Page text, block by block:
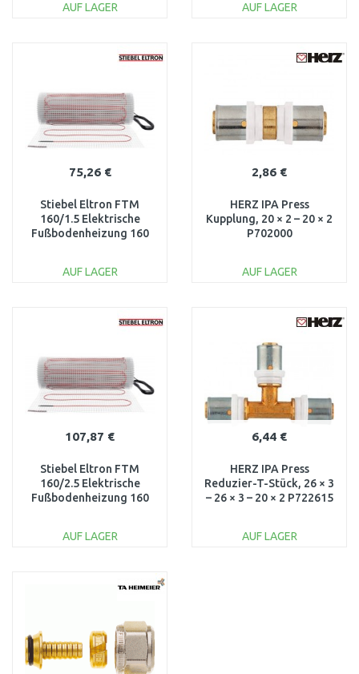
AUF LAGER
AUF LAGER
75,26 €
Stiebel Eltron FTM
160/1.5 Elektrische
Fußbodenheizung 160
AUF LAGER
2,86 €
HERZ IPA Press
Kupplung, 20 × 2 – 20 × 2
P702000
AUF LAGER
107,87 €
Stiebel Eltron FTM
160/2.5 Elektrische
Fußbodenheizung 160
AUF LAGER
6,44 €
HERZ IPA Press
Reduzier-T-Stück, 26 × 3
– 26 × 3 – 20 × 2 P722615
AUF LAGER